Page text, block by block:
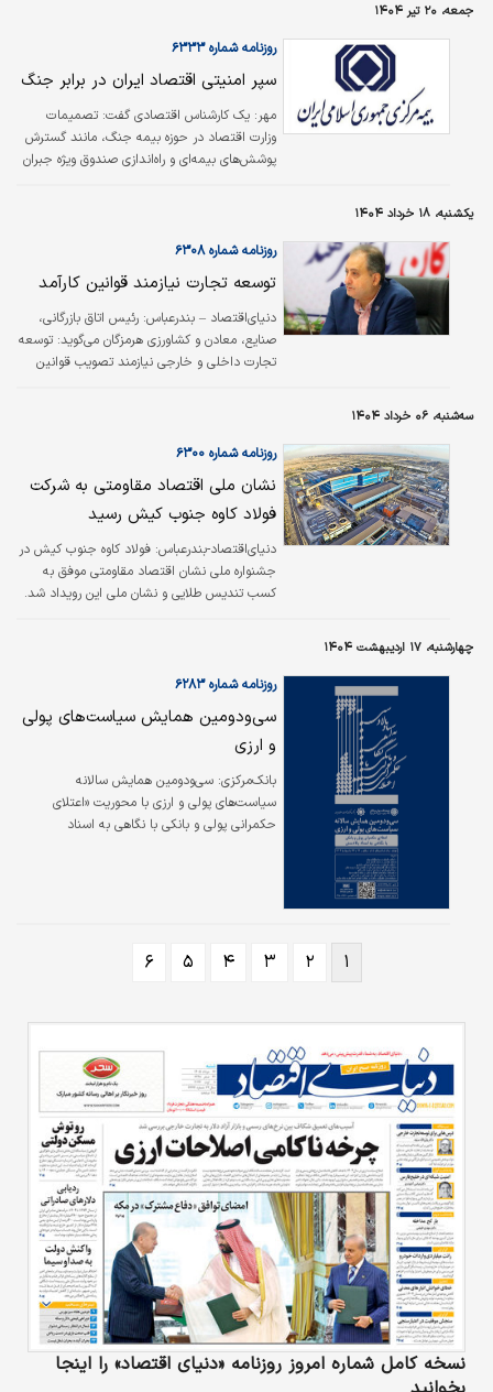
اختلال یا تعلل در آنها، مستقیما حیات فعالان
اقتصادی را تهدید می‌کند و در نهایت، فشار بر
سفره مردم را افزایش می‌دهد.
جمعه، ۲۰ تیر ۱۴۰۴
روزنامه شماره ۶۳۳۳
سپر امنیتی اقتصاد ایران در برابر جنگ
مهر: یک کارشناس اقتصادی گفت: تصمیمات
وزارت اقتصاد در حوزه بیمه جنگ، مانند گسترش
پوشش‌های بیمه‌ای و راه‌اندازی صندوق ویژه جبران
توسعه پوشش‌های بیمه‌ای برای خسارات جنگی،
تاب‌آوری اقتصادی ایران را به‌طور معناداری افزایش
داد.
یکشنبه، ۱۸ خرداد ۱۴۰۴
روزنامه شماره ۶۳۰۸
توسعه تجارت نیازمند قوانین کارآمد
دنیای‌اقتصاد – بندرعباس: رئیس اتاق بازرگانی،
صنایع، معادن و کشاورزی هرمزگان می‌‌‌گوید: توسعه
تجارت داخلی و خارجی نیازمند تصویب قوانین
سه‌شنبه، ۰۶ خرداد ۱۴۰۴
روزنامه شماره ۶۳۰۰
نشان ملی اقتصاد مقاومتی به شرکت
فولاد کاوه جنوب کیش رسید
دنیای‌اقتصاد-بندرعباس: فولاد کاوه جنوب کیش در
جشنواره ملی نشان اقتصاد مقاومتی موفق به
کسب تندیس طلایی و نشان ملی این رویداد شد.
نشان ملی و حضور در میان ۳۰ شرکت برتر شد.
چهارشنبه، ۱۷ اردیبهشت ۱۴۰۴
روزنامه شماره ۶۲۸۳
سی‌‌‌ودومین همایش سیاست‌‌‌های پولی
و ارزی
بانک‌مرکزی: سی‌‌‌ودومین همایش سالانه
سیاست‌‌‌های پولی و ارزی با محوریت «اعتلای
حکمرانی پولی و بانکی با نگاهی به اسناد
۱ ۲ ۳ ۴ ۵ ۶
نسخه کامل شماره امروز روزنامه «دنیای‌ اقتصاد» را اینجا